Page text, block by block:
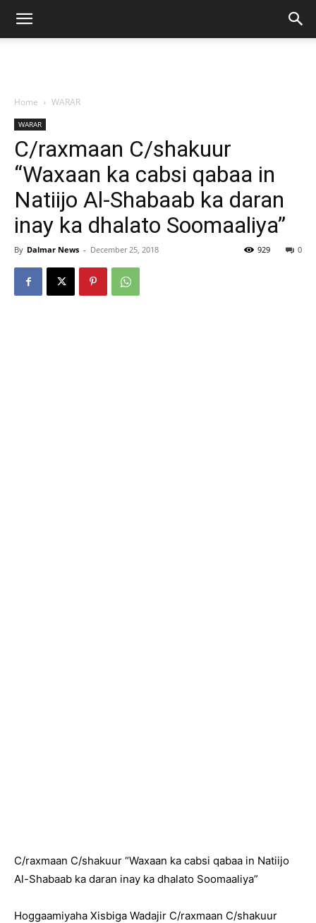
Home WARAR
WARAR
C/raxmaan C/shakuur
“Waxaan ka cabsi qabaa in
Natiijo Al-Shabaab ka daran
inay ka dhalato Soomaaliya”
By Dalmar News - December 25, 2018 0
929
C/raxmaan C/shakuur “Waxaan ka cabsi qabaa in Natiijo
Al-Shabaab ka daran inay ka dhalato Soomaaliya”
Hoggaamiyaha Xisbiga Wadajir C/raxmaan C/shakuur